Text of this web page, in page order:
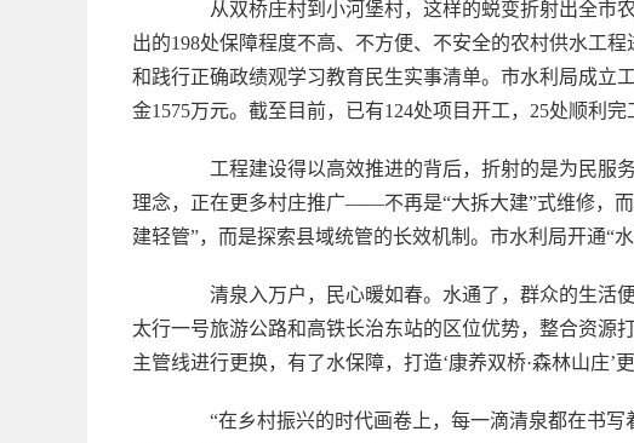
从双桥庄村到小河堡村，这样的蜕变折射出全市农
出的198处保障程度不高、不方便、不安全的农村供水工
和践行正确政绩观学习教育民生实事清单。市水利局成立
金1575万元。截至目前，已有124处项目开工，25处顺利完
工程建设得以高效推进的背后，折射的是为民服务
理念，正在更多村庄推广——不再是“大拆大建”式维修，
建轻管”，而是探索县域统管的长效机制。市水利局开通“
清泉入万户，民心暖如春。水通了，群众的生活
太行一号旅游公路和高铁长治东站的区位优势，整合资源
主管线进行更换，有了水保障，打造‘康养双桥·森林山庄’
“在乡村振兴的时代画卷上，每一滴清泉都在书写